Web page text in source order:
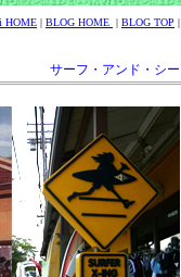
HOME | BLOG HOME | BLOG TOP |
サーフ・アンド・シー